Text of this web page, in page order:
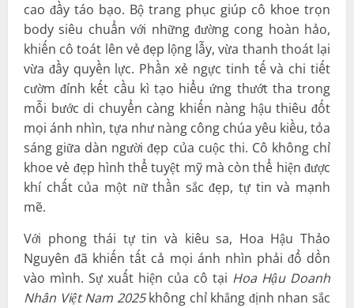
cao đầy táo bạo. Bộ trang phục giúp cô khoe trọn
body siêu chuẩn với những đường cong hoàn hảo,
khiến cô toát lên vẻ đẹp lộng lẫy, vừa thanh thoát lại
vừa đầy quyền lực. Phần xẻ ngực tinh tế và chi tiết
cườm đính kết cầu kì tạo hiểu ứng thướt tha trong
mỗi bước di chuyển càng khiến nàng hậu thiêu đốt
mọi ánh nhìn, tựa như nàng công chúa yêu kiều, tỏa
sáng giữa dàn người đẹp của cuộc thi. Cô không chỉ
khoe vẻ đẹp hình thể tuyệt mỹ mà còn thể hiện được
khí chất của một nữ thần sắc đẹp, tự tin và mạnh
mẽ.
Với phong thái tự tin và kiêu sa, Hoa Hậu Thảo
Nguyên đã khiến tất cả mọi ánh nhìn phải đổ dồn
vào mình. Sự xuất hiện của cô tại Hoa Hậu Doanh
Nhân Việt Nam 2025không chỉ khẳng định nhan sắc